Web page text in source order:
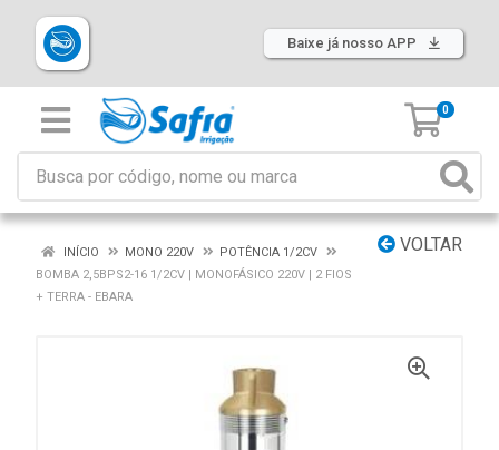
Baixe já nosso APP
0
VOLTAR
INÍCIO MONO 220V
POTÊNCIA 1/2CV
BOMBA 2,5BPS2-16 1/2CV | MONOFÁSICO 220V | 2 FIOS
+ TERRA - EBARA